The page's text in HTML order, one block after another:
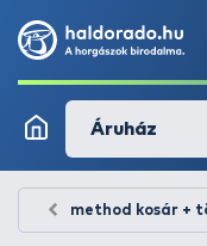
Áruház
method kosár +